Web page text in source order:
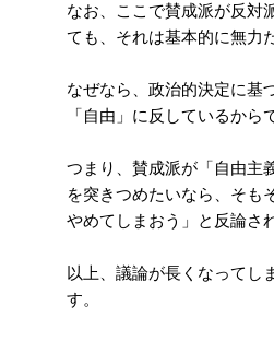
なお、ここで賛成派が反対
ても、それは基本的に無力
なぜなら、政治的決定に基
「自由」に反しているから
つまり、賛成派が「自由主
を突きつめたいなら、そも
やめてしまおう」と反論さ
以上、議論が長くなってし
す。